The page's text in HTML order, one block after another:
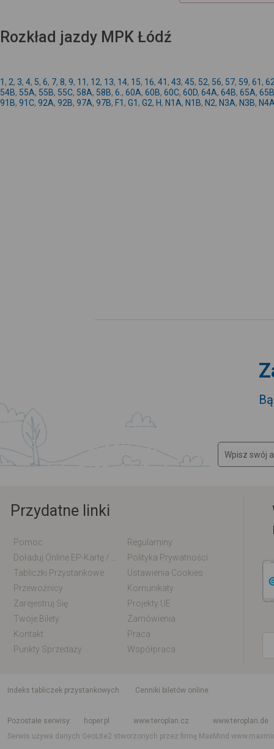
Rozkład jazdy MPK Łódź
1 , 2, 3, 4, 5, 6, 7, 8, 9, 11 , 12, 13, 14, 15, 16, 41 , 43, 45, 52, 56, 57, 59, 61 ,
54B, 55A, 55B, 55C, 58A, 58B, 6. , 60A, 60B, 60C, 60D, 64A, 64B, 65A, 65B
91B, 91C, 92A, 92B, 97A, 97B, F1 , G1 , G2, H, N1A, N1B, N2, N3A, N3B,
Przydatne linki
Pomoc
Regulaminy
Polityka Prywatności
Tabliczki Przystankowe
Ustawienia Cookies
Przewoźnicy
Komunikaty
Zarejestruj Się
Projekty UE
Twoje Bilety
Zamówienia
Kontakt
Praca
Punkty Sprzedaży
Współpraca
indeks tabliczek przystankowych
Cenniki biletów online
Pozostałe serwisy
hoper.pl www.teroplan.cz
www.teroplan.de
Serwis używa danych GeoLite2 stworzonych przez firmę MaxMind